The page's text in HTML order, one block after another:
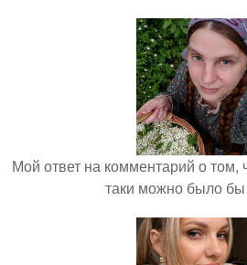
Мой ответ на комментарий о том,
таки можно было бы